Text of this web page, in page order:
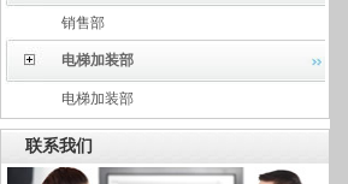
销售部
电梯加装部
电梯加装部
联系我们